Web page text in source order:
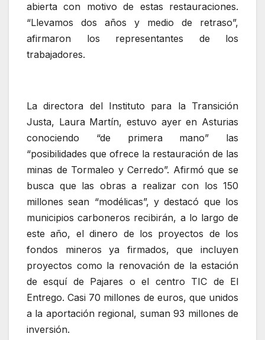
abierta con motivo de estas restauraciones.
“Llevamos dos años y medio de retraso”,
afirmaron los representantes de los
trabajadores.
La directora del Instituto para la Transición
Justa, Laura Martín, estuvo ayer en Asturias
conociendo “de primera mano” las
“posibilidades que ofrece la restauración de las
minas de Tormaleo y Cerredo”. Afirmó que se
busca que las obras a realizar con los 150
millones sean “modélicas”, y destacó que los
municipios carboneros recibirán, a lo largo de
este año, el dinero de los proyectos de los
fondos mineros ya firmados, que incluyen
proyectos como la renovación de la estación
de esquí de Pajares o el centro TIC de El
Entrego. Casi 70 millones de euros, que unidos
a la aportación regional, suman 93 millones de
inversión.